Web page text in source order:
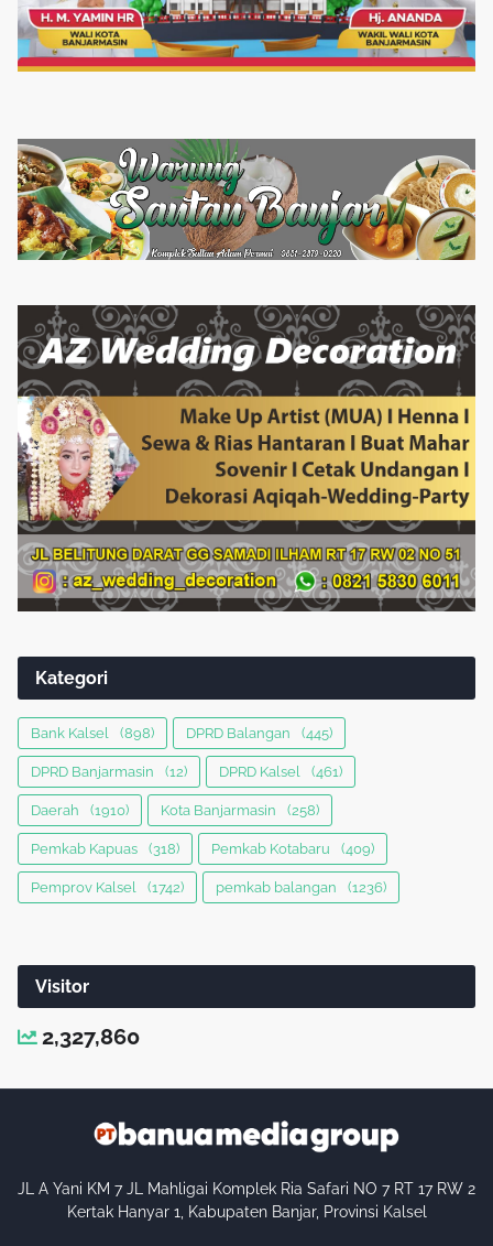
Kategori
Bank Kalsel (898) DPRD Balangan (445)
DPRD Banjarmasin (12) DPRD Kalsel (461)
Daerah (1910) Kota Banjarmasin (258)
Pemkab Kapuas (318) Pemkab Kotabaru (409)
Pemprov Kalsel (1742) pemkab balangan (1236)
Visitor
2,327,860
JL A Yani KM 7 JL Mahligai Komplek Ria Safari NO 7 RT 17 RW 2
Kertak Hanyar 1, Kabupaten Banjar, Provinsi Kalsel